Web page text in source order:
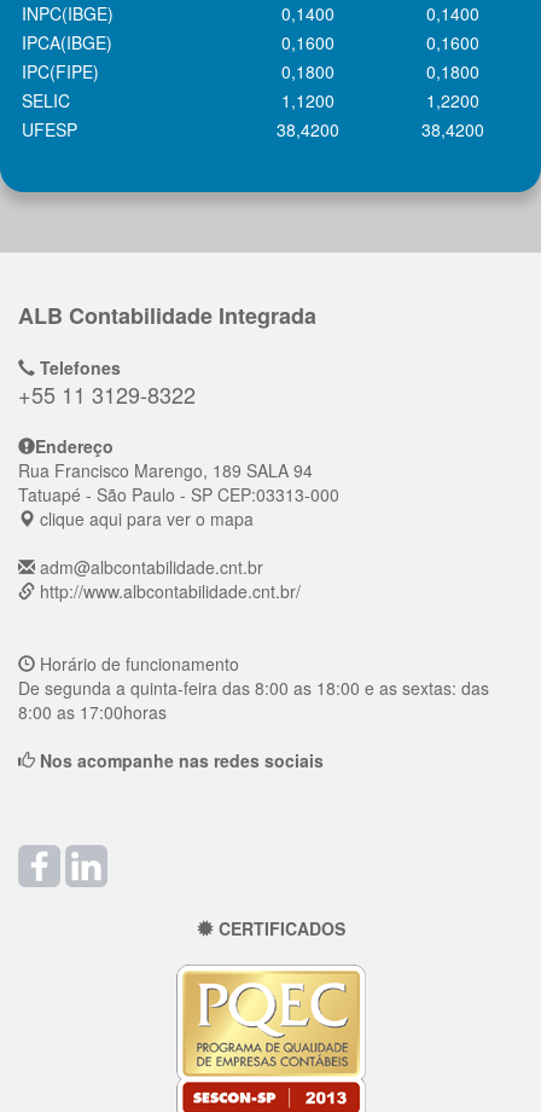
INPC(IBGE)
0,1400
0,1400
IPCA(IBGE)
0,1600
0,1600
IPC(FIPE)
0,1800
0,1800
SELIC
1,1200
1,2200
UFESP
38,4200 38,4200
ALB Contabilidade Integrada
Telefones
+55 11 3129-8322
Endereço
Rua Francisco Marengo, 189 SALA 94
Tatuapé - São Paulo - SP CEP:03313-000
clique aqui para ver o mapa
adm@albcontabilidade.cnt.br
http://www.albcontabilidade.cnt.br/
Horário de funcionamento
De segunda a quinta-feira das 8:00 as 18:00 e as sextas: das
8:00 as 17:00horas
Nos acompanhe nas redes sociais
CERTIFICADOS